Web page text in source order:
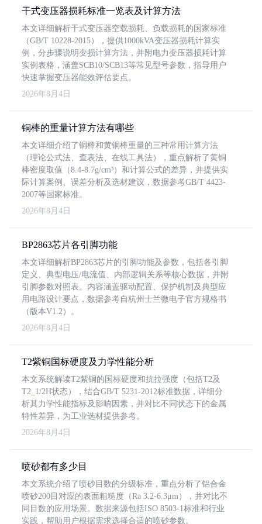
干式变压器损耗标准一览表及计算方法
本文详细解析干式变压器空载损耗、负载损耗的国家标准
（GB/T 10228-2015），提供1000kVA变压器损耗计算实
例，分步骤说明变损计算方法，并附电力变压器损耗计算
实例表格，涵盖SCB10/SCB13等常见型号参数，指导用户
快速掌握变压器能效评估要点。
2026年8月4日
铜棒的重量计算方法有哪些
本文详细介绍了铜棒和黄铜棒重量的三种常用计算方法
（理论公式法、查表法、在线工具法），重点解析了黄铜
棒密度取值（8.4-8.7g/cm³）和计算公式的差异，并提供实
际计算案例、误差分析及选材建议，数据参考GB/T 4423-
2007等国家标准。
2026年8月4日
BP2863芯片各引脚功能
本文详细解析BP2863芯片的引脚功能及参数，包括各引脚
定义、典型电压/电流值、内部逻辑关系等核心数据，并附
引脚参数对照表。内容涵盖驱动配置、保护机制及典型应
用电路设计要点，数据参考自杭州士兰微电子官方规格书
（版本V1.2）。
2026年8月4日
T2紫铜国标硬度及力学性能分析
本文系统解读T2紫铜的国标硬度和抗拉强度（包括T2及
T2_1/2H状态），结合GB/T 5231-2012标准数据，详细分
析其力学性能指标及影响因素，并对比不同状态下的金属
特性差异，为工业选材提供参考。
2026年8月4日
喷砂都有多少目
本文系统介绍了喷砂目数的分级标准，重点分析了铝合金
喷砂200目对应的表面粗糙度（Ra 3.2-6.3μm），并对比不
同目数的应用场景。数据来源包括ISO 8503-1标准和行业
实践，帮助用户根据需求选择合适的喷砂参数。